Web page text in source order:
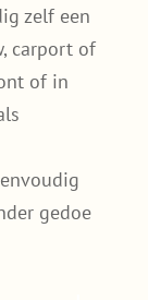
zelf een
carport of
of in
gedoe